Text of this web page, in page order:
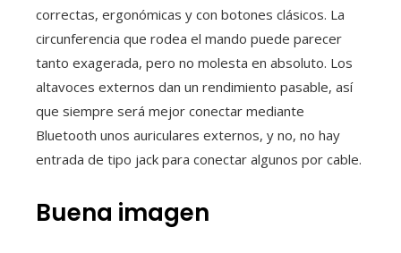
correctas, ergonómicas y con botones clásicos. La
circunferencia que rodea el mando puede parecer
tanto exagerada, pero no molesta en absoluto. Los
altavoces externos dan un rendimiento pasable, así
que siempre será mejor conectar mediante
Bluetooth unos auriculares externos, y no, no hay
entrada de tipo jack para conectar algunos por cable.
Buena imagen